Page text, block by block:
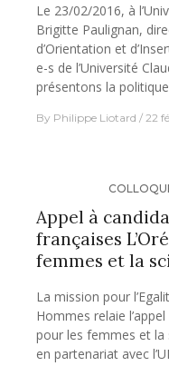
Le 23/02/2016, à
Brigitte Paulignan,
d’Orientation et
e-s de l’Université
présentons la
By Philippe Liotard 22
Appel à
françaises
femmes et la
La mission pour
Hommes relaie
pour les femmes et la
en partenariat avec